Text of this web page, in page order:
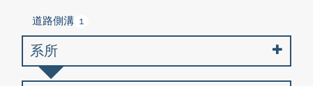
道路側溝 1
系所